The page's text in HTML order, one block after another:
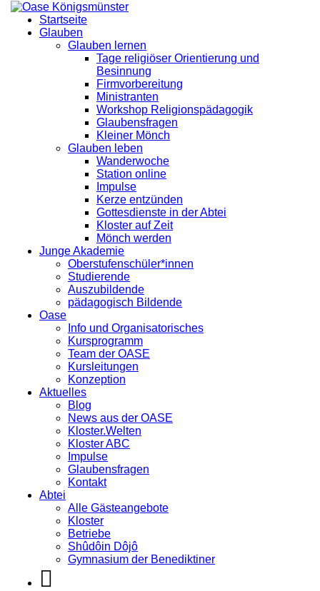
Startseite
Glauben
Glauben lernen
Tage religiöser Orientierung und
Besinnung
Firmvorbereitung
Ministranten
Workshop Religionspädagogik
Glaubensfragen
Kleiner Mönch
Glauben leben
Wanderwoche
Station online
Impulse
Kerze entzünden
Gottesdienste in der Abtei
Kloster auf Zeit
Mönch werden
Junge Akademie
Oberstufenschüler*innen
Studierende
Auszubildende
pädagogisch Bildende
Oase
Info und Organisatorisches
Kursprogramm
Team der OASE
Kursleitungen
Konzeption
Aktuelles
Blog
News aus der OASE
Kloster.Welten
Kloster ABC
Impulse
Glaubensfragen
Kontakt
Abtei
Alle Gästeangebote
Kloster
Betriebe
Shûdôin Dôjô
Gymnasium der Benediktiner